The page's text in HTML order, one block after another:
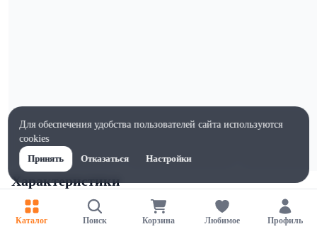
Характеристики
Жиры на 100г, г
Каталог Поиск Корзина Любимое Профиль
Для обеспечения удобства пользователей сайта используются
cookies
Принять
Отказаться Настройки